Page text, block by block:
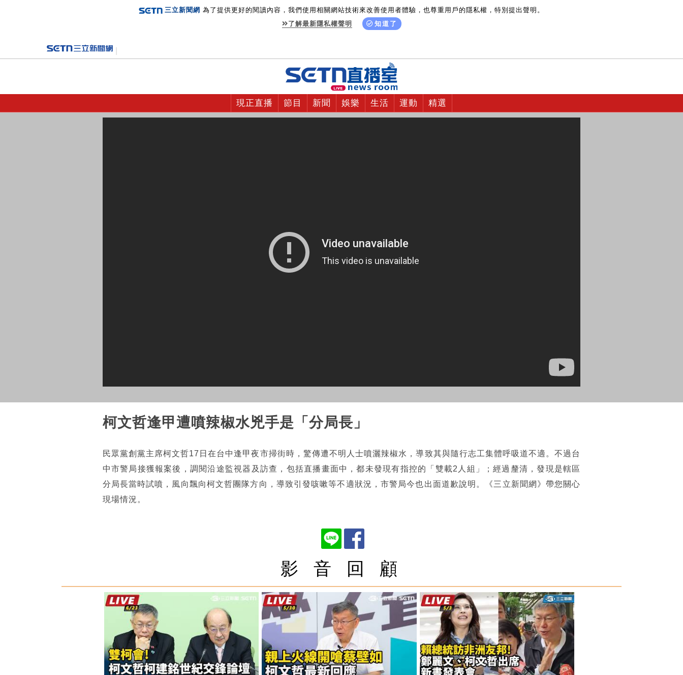
三立新聞網 為了提供更好的閱讀內容，我們使用相關網站技術來改善使用者體驗，也尊重用戶的隱私權，特別提出聲明。
了解最新隱私權聲明
知道了
現正直播 節目 新聞 娛樂 生活 運動 精選
柯文哲逢甲遭噴辣椒水兇手是「分局長」
民眾黨創黨主席柯文哲17日在台中逢甲夜市掃街時，驚傳遭不明人士噴灑辣椒水，導致其與隨行志工集體呼吸道不適。不過台
中市警局接獲報案後，調閱沿途監視器及訪查，包括直播畫面中，都未發現有指控的「雙載2人組」；經過釐清，發現是轄區
分局長當時試噴，風向飄向柯文哲團隊方向，導致引發咳嗽等不適狀況，市警局今也出面道歉說明。《三立新聞網》帶您關心
現場情況。
影 音 回 顧